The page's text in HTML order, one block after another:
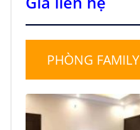
PHÒNG FAMILY